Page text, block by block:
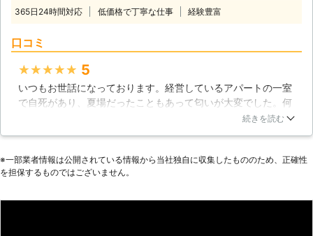
よりも非常に酷く、嘔吐どころか気絶
なみに特殊清掃をする際には遺体はあ
業をするのです。
屋の中の状況は、凄惨というよりほか
が、ご遺族や建物の管理者の方々にと
っても、最も良い方法です。ぜひ、私
達ココロにお任せください。 【遺品
の処分にも対応】 特殊清掃が必要に
要なことが多いです。引き取り手のな
365日24時間対応 低価格で丁寧な仕事 経験豊富
口コミ
★★★★★ 5
いつもお世話になっております。経営しているアパートの一室
で自死があり、夏場だったこともあって匂いが大変でした。何
度かお世話になっている業者さんに発見後連絡を入れるとすぐ
上から浴槽内まで様々な掃除をお願いした経験がありますが業
者さんの仕事は確実です。名古屋で業者を探すなら断然こちら
続きを読む
※⼀部業者情報は公開されている情報から当社独⾃に収集したもののため、正確性
を担保するものではございません。